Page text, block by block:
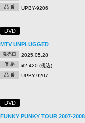
品 番 UPBY-9206
DVD
MTV UNPLUGGED
発売日 2025.05.28
価 格 ¥2,420 (税込)
品 番 UPBY-9207
DVD
FUNKY PUNKY TOUR 2007-2008